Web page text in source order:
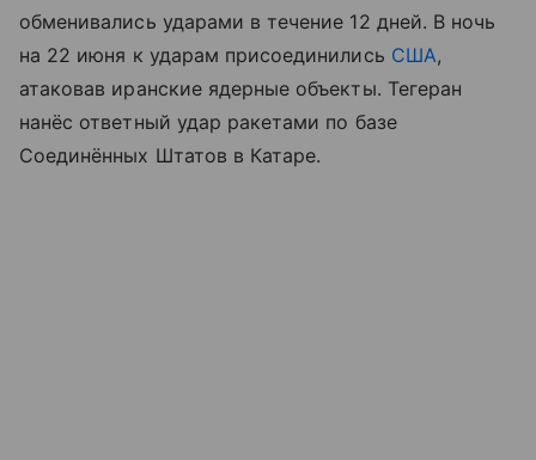
обменивались ударами в течение 12 дней. В ночь
на 22 июня к ударам присоединились США,
атаковав иранские ядерные объекты. Тегеран
нанёс ответный удар ракетами по базе
Соединённых Штатов в Катаре.